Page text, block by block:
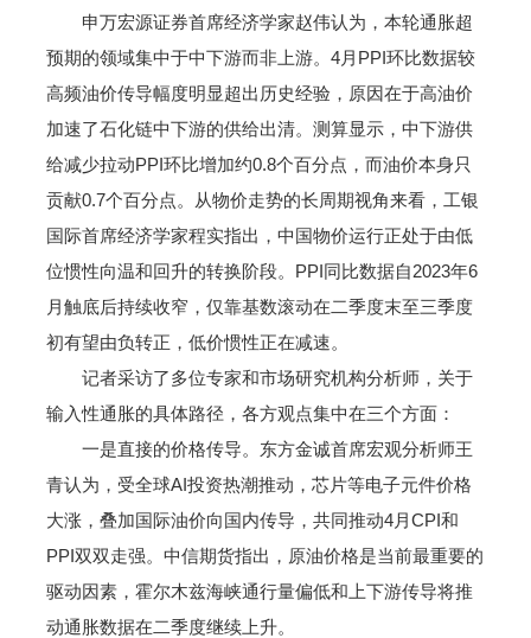
申万宏源证券首席经济学家赵伟认为，本轮通胀超
预期的领域集中于中下游而非上游。4月PPI环比数据较
高频油价传导幅度明显超出历史经验，原因在于高油价
加速了石化链中下游的供给出清。测算显示，中下游供
给减少拉动PPI环比增加约0.8个百分点，而油价本身只
贡献0.7个百分点。从物价走势的长周期视角来看，工银
国际首席经济学家程实指出，中国物价运行正处于由低
位惯性向温和回升的转换阶段。PPI同比数据自2023年6
月触底后持续收窄，仅靠基数滚动在二季度末至三季度
初有望由负转正，低价惯性正在减速。
记者采访了多位专家和市场研究机构分析师，关于
输入性通胀的具体路径，各方观点集中在三个方面：
一是直接的价格传导。东方金诚首席宏观分析师王
青认为，受全球AI投资热潮推动，芯片等电子元件价格
大涨，叠加国际油价向国内传导，共同推动4月CPI和
PPI双双走强。中信期货指出，原油价格是当前最重要的
驱动因素，霍尔木兹海峡通行量偏低和上下游传导将推
动通胀数据在二季度继续上升。